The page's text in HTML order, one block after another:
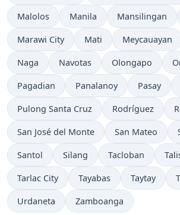
Malolos Manila Mansilingan
Marawi City Mati Meycauayan
Naga Navotas Olongapo
Pagadian Panalanoy Pasay
Pulong Santa Cruz Rodríguez
San José del Monte San Mateo
Santol Silang Tacloban
Tarlac City Tayabas Taytay
Urdaneta Zamboanga